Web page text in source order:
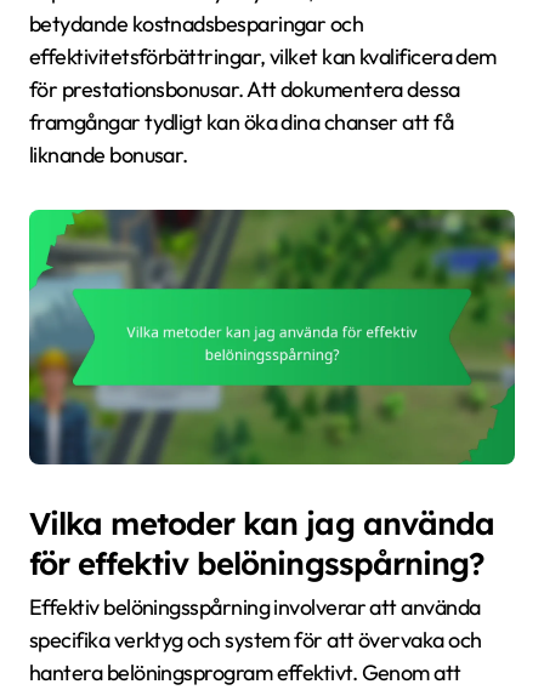
betydande kostnadsbesparingar och
effektivitetsförbättringar, vilket kan kvalificera dem
för prestationsbonusar. Att dokumentera dessa
framgångar tydligt kan öka dina chanser att få
liknande bonusar.
Vilka metoder kan jag använda
för effektiv belöningsspårning?
Effektiv belöningsspårning involverar att använda
specifika verktyg och system för att övervaka och
hantera belöningsprogram effektivt. Genom att